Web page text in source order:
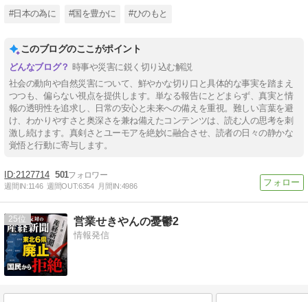
#日本の為に #国を豊かに #ひのもと
このブログのここがポイント
時事や災害に鋭く切り込む解説
社会の動向や自然災害について、鮮やかな切り口と具体的な事実を踏まえ
つつも、偏らない視点を提供します。単なる報告にとどまらず、真実と情
報の透明性を追求し、日常の安心と未来への備えを重視。難しい言葉を避
け、わかりやすさと奥深さを兼ね備えたコンテンツは、読む人の思考を刺
激し続けます。真剣さとユーモアを絶妙に融合させ、読者の日々の静かな
覚悟と行動に寄与します。
2127714 501
週間IN:1146 週間OUT:6354 月間IN:4986
25 営業せきやんの憂鬱2
情報発信